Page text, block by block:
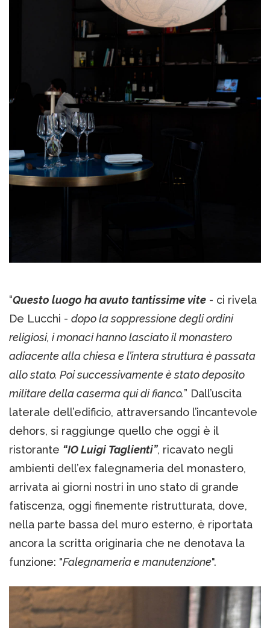
“Questo luogo ha avuto tantissime vite - ci rivela
De Lucchi - dopo la soppressione degli ordini
religiosi, i monaci hanno lasciato il monastero
adiacente alla chiesa e l’intera struttura è passata
allo stato. Poi successivamente è stato deposito
militare della caserma qui di fianco.” Dall’uscita
laterale dell’edificio, attraversando l’incantevole
dehors, si raggiunge quello che oggi è il
ristorante “IO Luigi Taglienti”, ricavato negli
ambienti dell’ex falegnameria del monastero,
arrivata ai giorni nostri in uno stato di grande
fatiscenza, oggi finemente ristrutturata, dove,
nella parte bassa del muro esterno, è riportata
ancora la scritta originaria che ne denotava la
funzione: "Falegnameria e manutenzione".